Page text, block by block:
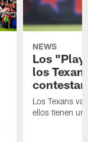
NEWS
Los
los
contestar
Los Texans
ellos tienen un